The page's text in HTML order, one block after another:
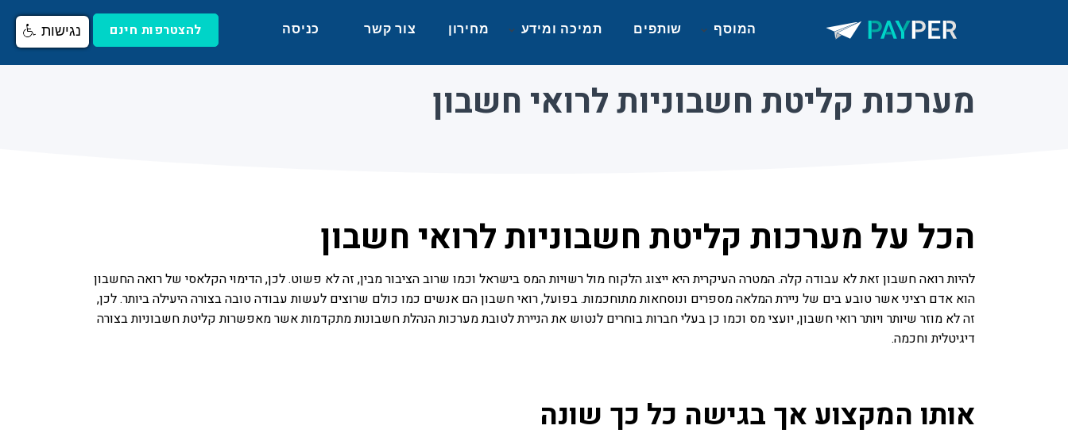
להצטרפות חינם המוסף שותפים תמיכה ומידע מחירון צור קשר כניסה
מערכות קליטת חשבוניות לרואי חשבון
הכל על מערכות קליטת חשבוניות לרואי חשבון
להיות רואה חשבון זאת לא עבודה קלה. המטרה העיקרית היא ייצוג הלקוח מול רשויות המס בישראל וכמו שרוב הציבור מבין, זה לא פשוט. לכן, הדימוי הקלאסי של רואה החשבון
הוא אדם רציני אשר טובע בים של ניירת המלאה מספרים ונוסחאות מתוחכמות. בפועל, רואי חשבון הם אנשים כמו כולם שרוצים לעשות עבודה טובה בצורה היעילה ביותר. לכן,
זה לא מוזר שיותר ויותר רואי חשבון, יועצי מס וכמו כן בעלי חברות בוחרים לנטוש את הניירת לטובת מערכות הנהלת חשבונות מתקדמות אשר מאפשרות קליטת חשבוניות בצורה
דיגיטלית וחכמה.
אותו המקצוע אך בגישה כל כך שונה
נגישות